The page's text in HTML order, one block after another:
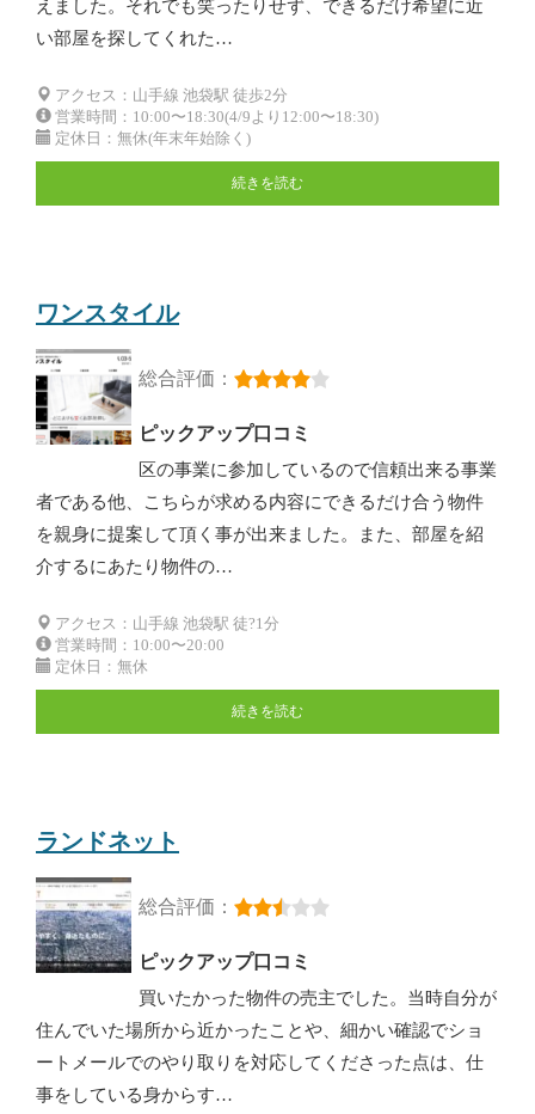
えました。それでも笑ったりせず、できるだけ希望に近
い部屋を探してくれた…
アクセス：山手線 池袋駅 徒歩2分
営業時間：10:00〜18:30(4/9より12:00〜18:30)
定休日：無休(年末年始除く)
続きを読む
ワンスタイル
総合評価：
ピックアップ口コミ
区の事業に参加しているので信頼出来る事業
者である他、こちらが求める内容にできるだけ合う物件
を親身に提案して頂く事が出来ました。また、部屋を紹
介するにあたり物件の…
アクセス：山手線 池袋駅 徒?1分
営業時間：10:00〜20:00
定休日：無休
続きを読む
ランドネット
総合評価：
ピックアップ口コミ
買いたかった物件の売主でした。当時自分が
住んでいた場所から近かったことや、細かい確認でショ
ートメールでのやり取りを対応してくださった点は、仕
事をしている身からす…